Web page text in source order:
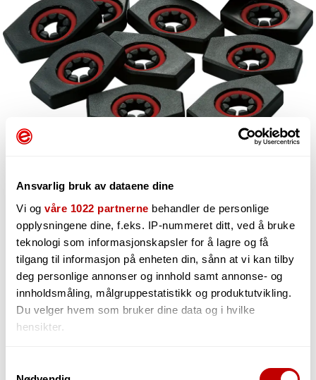
Ansvarlig bruk av dataene dine
Vi og våre 1022 partnerne behandler de personlige
opplysningene dine, f.eks. IP-nummeret ditt, ved å bruke
teknologi som informasjonskapsler for å lagre og få
tilgang til informasjon på enheten din, sånn at vi kan tilby
deg personlige annonser og innhold samt annonse- og
innholdsmåling, målgruppestatistikk og produktutvikling.
Du velger hvem som bruker dine data og i hvilke
hensikter.
133,-
- +